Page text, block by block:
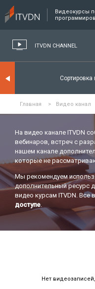
Видеокурсы
ITVDN CHANNEL
Сортировка
Главная > Видео канал
На видео канале ITVDN
вебинаров, встреч с
нашем канале
которые не
Мы рекомендуем
дополнительный ресурс
видео курсам ITVDN. Все
доступе.
Нет